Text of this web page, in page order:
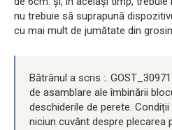
nu trebuie să suprapună
cu mai mult de jumătate din
Bătrânul a scris :.
de asamblare ale îmbinării
deschiderile de perete.
niciun cuvânt despre plecarea